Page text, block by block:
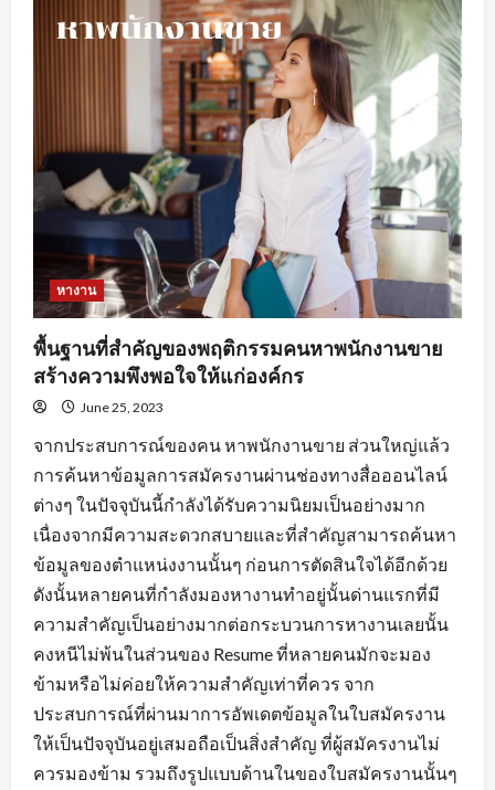
ดี
ใน
การ
งานprogrammerเพื่อ
ประสิทธิภาพ
หางาน
พื้นฐานที่สำคัญของพฤติกรรมคนหาพนักงานขาย
สร้างความพึงพอใจให้แก่องค์กร
June 25, 2023
จากประสบการณ์ของคน หาพนักงานขาย ส่วนใหญ่แล้ว
การค้นหาข้อมูลการสมัครงานผ่านช่องทางสื่อออนไลน์
ต่างๆ ในปัจจุบันนี้กำลังได้รับความนิยมเป็นอย่างมาก
เนื่องจากมีความสะดวกสบายและที่สำคัญสามารถค้นหา
ข้อมูลของตำแหน่งงานนั้นๆ ก่อนการตัดสินใจได้อีกด้วย
ดังนั้นหลายคนที่กำลังมองหางานทำอยู่นั้นด่านแรกที่มี
ความสำคัญเป็นอย่างมากต่อกระบวนการหางานเลยนั้น
คงหนีไม่พ้นในส่วนของ Resume ที่หลายคนมักจะมอง
ข้ามหรือไม่ค่อยให้ความสำคัญเท่าที่ควร จาก
ประสบการณ์ที่ผ่านมาการอัพเดตข้อมูลในใบสมัครงาน
ให้เป็นปัจจุบันอยู่เสมอถือเป็นสิ่งสำคัญ ที่ผู้สมัครงานไม่
ควรมองข้าม รวมถึงรูปแบบด้านในของใบสมัครงานนั้นๆ